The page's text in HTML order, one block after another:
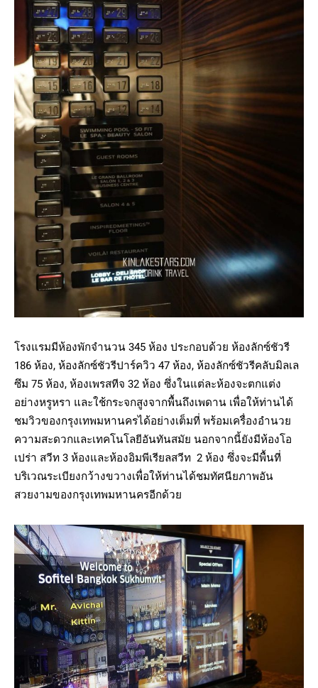
โรงแรมมีห้องพักจำนวน 345 ห้อง ประกอบด้วย ห้องลักซ์ชัวรี
186 ห้อง, ห้องลักซ์ชัวรีปาร์ควิว 47 ห้อง, ห้องลักซ์ชัวรีคลับมิลเล
ซึม 75 ห้อง, ห้องเพรสทีจ 32 ห้อง ซึ่งในแต่ละห้องจะตกแต่ง
อย่างหรูหรา และใช้กระจกสูงจากพื้นถึงเพดาน เพื่อให้ท่านได้
ชมวิวของกรุงเทพมหานครได้อย่างเต็มที่ พร้อมเครื่องอำนวย
ความสะดวกและเทคโนโลยีอันทันสมัย นอกจากนี้ยังมีห้องโอ
เปร่า สวีท 3 ห้องและห้องอิมพีเรียลสวีท 2 ห้อง ซึ่งจะมีพื้นที่
บริเวณระเบียงกว้างขวางเพื่อให้ท่านได้ชมทัศนียภาพอัน
สวยงามของกรุงเทพมหานครอีกด้วย